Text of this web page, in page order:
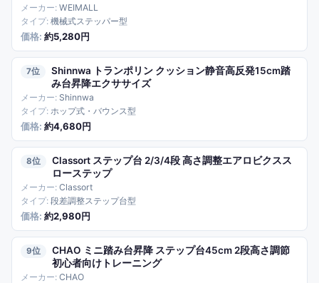
WEIMALL
機械式ステッパー型
約5,280円
7
Shinnwa トランポリン クッション静音高反発15cm踏
み台昇降エクササイズ
Shinnwa
ホップ式・バウンス型
約4,680円
8
Classort ステップ台 2/3/4段 高さ調整エアロビクスス
ローステップ
Classort
段差調整ステップ台型
約2,980円
9
CHAO ミニ踏み台昇降 ステップ台45cm 2段高さ調節
初心者向けトレーニング
CHAO